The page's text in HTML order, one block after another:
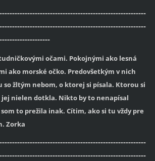
očami. Pokojnými ako lesná
ako morské očko. Predovšetkým v nich
žltým nebom, o ktorej si písala. Ktorou si
jej nielen dotkla. Nikto by to nenapísal
to prežila inak. Cítim, ako si tu vždy pre
Zorka